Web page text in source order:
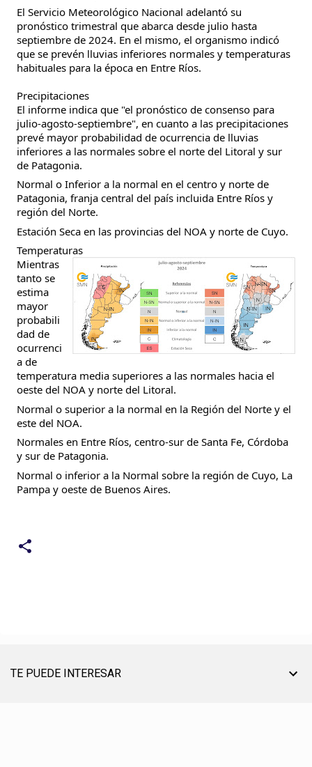
El Servicio Meteorológico Nacional adelantó su
pronóstico trimestral que abarca desde julio hasta
septiembre de 2024. En el mismo, el organismo indicó
que se prevén lluvias inferiores normales y temperaturas
habituales para la época en Entre Ríos.
Precipitaciones
El informe indica que "el pronóstico de consenso para
julio-agosto-septiembre", en cuanto a las precipitaciones
prevé mayor probabilidad de ocurrencia de lluvias
inferiores a las normales sobre el norte del Litoral y sur
de Patagonia.
Normal o Inferior a la normal en el centro y norte de
Patagonia, franja central del país incluida Entre Ríos y
región del Norte.
Estación Seca en las provincias del NOA y norte de Cuyo.
Temperaturas
Mientras
tanto se
estima
mayor
probabili
dad de
ocurrenci
a de
temperatura media superiores a las normales hacia el
oeste del NOA y norte del Litoral.
Normal o superior a la normal en la Región del Norte y el
este del NOA.
Normales en Entre Ríos, centro-sur de Santa Fe, Córdoba
y sur de Patagonia.
Normal o inferior a la Normal sobre la región de Cuyo, La
Pampa y oeste de Buenos Aires.
TE PUEDE INTERESAR